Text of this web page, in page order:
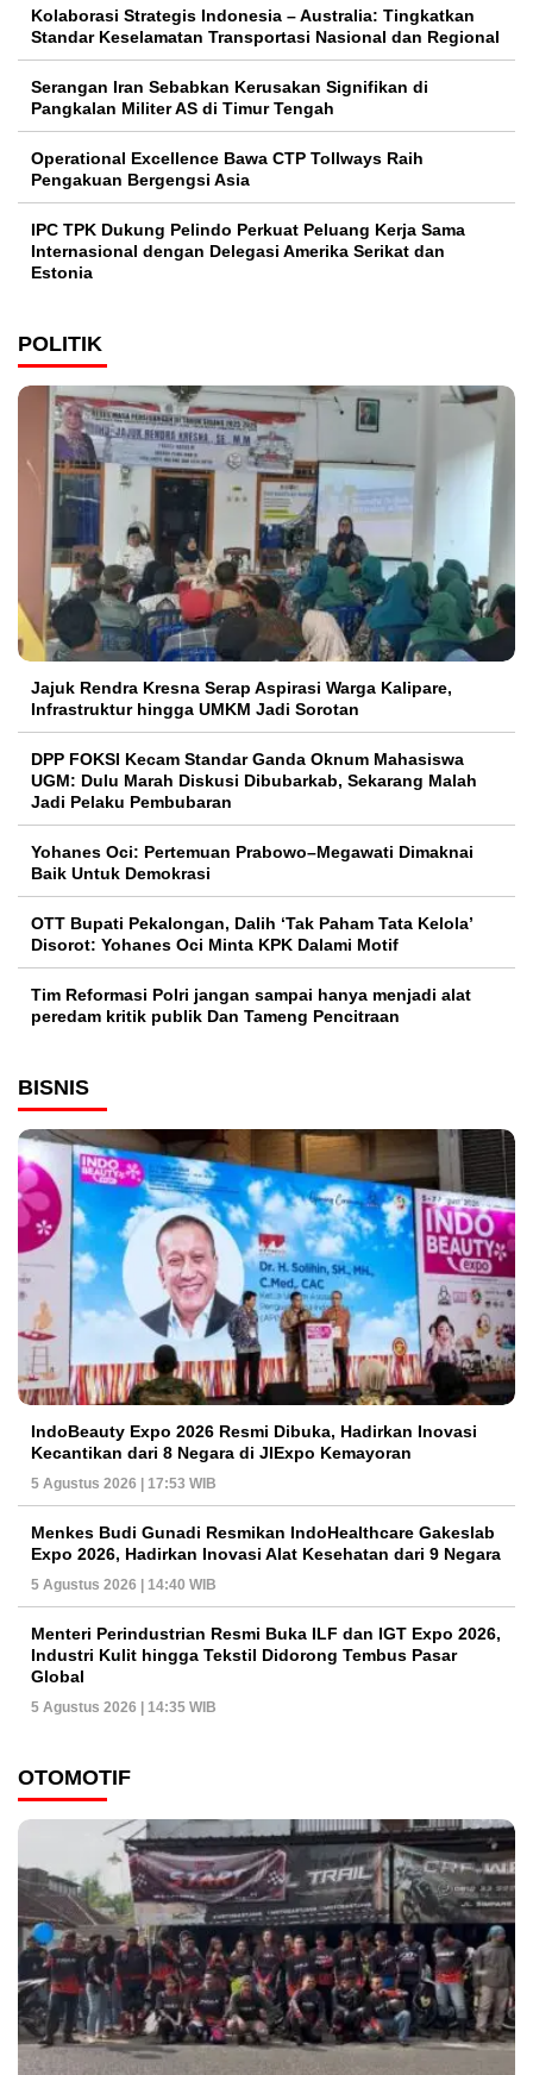
Kolaborasi Strategis Indonesia – Australia: Tingkatkan
Standar Keselamatan Transportasi Nasional dan Regional
Serangan Iran Sebabkan Kerusakan Signifikan di
Pangkalan Militer AS di Timur Tengah
Operational Excellence Bawa CTP Tollways Raih
Pengakuan Bergengsi Asia
IPC TPK Dukung Pelindo Perkuat Peluang Kerja Sama
Internasional dengan Delegasi Amerika Serikat dan
Estonia
POLITIK
Jajuk Rendra Kresna Serap Aspirasi Warga Kalipare,
Infrastruktur hingga UMKM Jadi Sorotan
DPP FOKSI Kecam Standar Ganda Oknum Mahasiswa
UGM: Dulu Marah Diskusi Dibubarkab, Sekarang Malah
Jadi Pelaku Pembubaran
Yohanes Oci: Pertemuan Prabowo–Megawati Dimaknai
Baik Untuk Demokrasi
OTT Bupati Pekalongan, Dalih ‘Tak Paham Tata Kelola’
Disorot: Yohanes Oci Minta KPK Dalami Motif
Tim Reformasi Polri jangan sampai hanya menjadi alat
peredam kritik publik Dan Tameng Pencitraan
BISNIS
IndoBeauty Expo 2026 Resmi Dibuka, Hadirkan Inovasi
Kecantikan dari 8 Negara di JIExpo Kemayoran
5 Agustus 2026 | 17:53 WIB
Menkes Budi Gunadi Resmikan IndoHealthcare Gakeslab
Expo 2026, Hadirkan Inovasi Alat Kesehatan dari 9 Negara
5 Agustus 2026 | 14:40 WIB
Menteri Perindustrian Resmi Buka ILF dan IGT Expo 2026,
Industri Kulit hingga Tekstil Didorong Tembus Pasar
Global
5 Agustus 2026 | 14:35 WIB
OTOMOTIF